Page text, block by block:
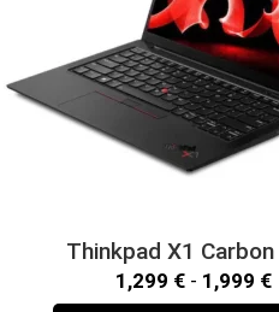
Thinkpad X1 Carbon
1,299 € - 1,999 €